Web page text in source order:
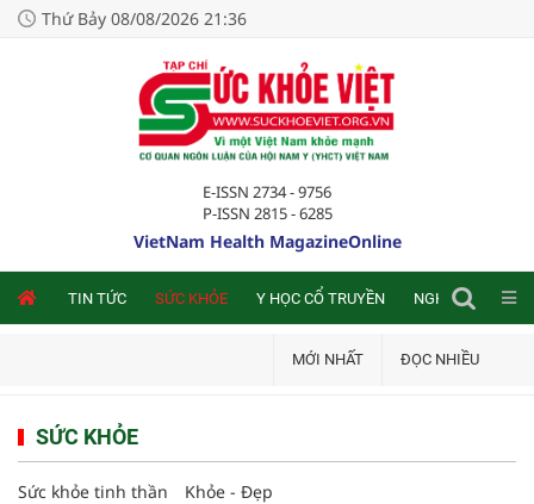
Thứ Bảy 08/08/2026 21:36
E-ISSN 2734 - 9756
P-ISSN 2815 - 6285
VietNam Health MagazineOnline
TIN TỨC SỨC KHỎE Y HỌC CỔ TRUYỀN NGHIÊN CỨU
MỚI NHẤT ĐỌC NHIỀU
SỨC KHỎE
Sức khỏe tinh thần Khỏe - Đẹp